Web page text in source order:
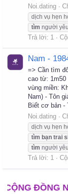
Noi.dating
dịch vụ hẹn
tìm người yêu
Trả lời: 1
Nam -
=> Cần tìm
cao từ: 1m50
vùng miền:
Nam) - Tôn
Biết cơ bản -
Noi.dating
dịch vụ hẹn
tìm bạn trai
tìm người yêu
Trả lời: 1
ĐỒNG NỐI